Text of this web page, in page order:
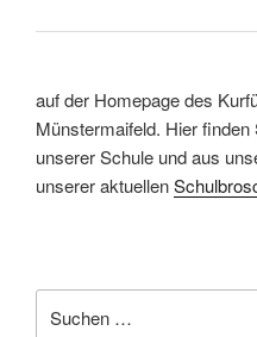
auf der Homepage des
Münstermaifeld. Hier
unserer Schule und aus
unserer aktuellen
nach: